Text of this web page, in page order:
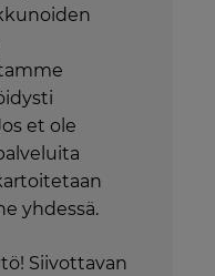
et ole
yhdessä.
Siivottavan